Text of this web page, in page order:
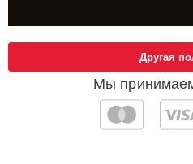
Мы
Другая